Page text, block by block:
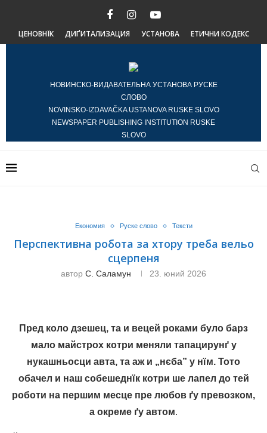
ЦЕНОВНЇК ДИҐИТАЛИЗАЦИЯ УСТАНОВА ЕТИЧНИ КОДЕКС
НОВИНСКО-ВИДАВАТЕЛЬНА УСТАНОВА РУСКЕ
СЛОВО
NOVINSKO-IZDAVAČKA USTANOVA RUSKE SLOVO
NEWSPAPER PUBLISHING INSTITUTION RUSKE
SLOVO
Економия Руске слово Тексти
Перспективна робота за хтору треба вельо
сцерпеня
автор С. Саламун 23. юний 2026
Пред коло дзешец, та и вецей роками було барз
мало майстрох котри меняли тапацирунґ у
нукашньосци авта, та аж и „нєба” у нїм. Тото
обачел и наш собешеднїк котри ше лапел до тей
роботи на першим месце пре любов ґу превозком,
а окреме ґу автом.